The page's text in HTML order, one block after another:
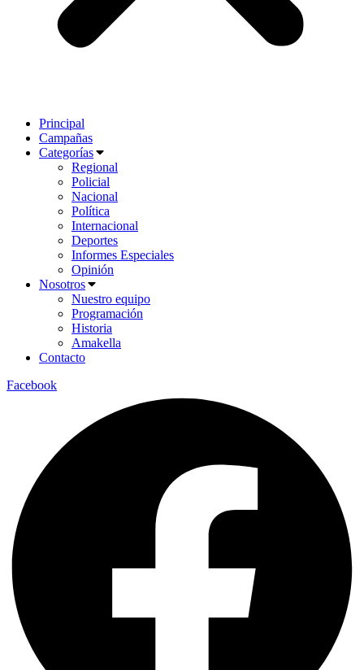
Principal
Campañas
Categorías
Regional
Policial
Nacional
Política
Internacional
Deportes
Informes Especiales
Opinión
Nosotros
Nuestro equipo
Programación
Historia
Amakella
Contacto
Facebook